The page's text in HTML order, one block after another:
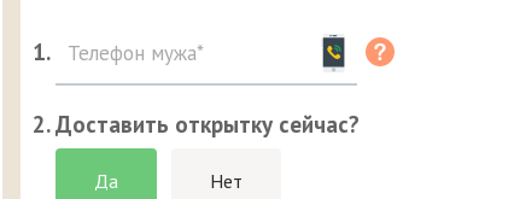
1.
2. Доставить открытку сейчас?
Да Нет